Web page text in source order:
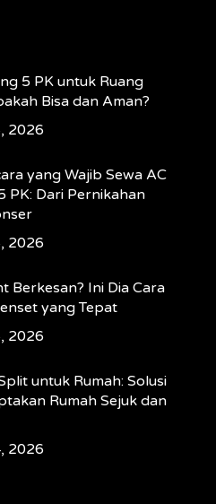
5 PK untuk Ruang
Bisa dan Aman?
2026
yang Wajib Sewa AC
PK: Dari Pernikahan
2026
Berkesan? Ini Dia Cara
yang Tepat
2026
untuk Rumah: Solusi
Rumah Sejuk dan
2026